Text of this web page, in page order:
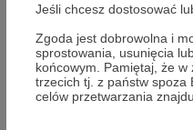
Jeśli chcesz dostosować
Zgoda jest dobrowolna i
sprostowania, usunięcia
końcowym. Pamiętaj, że
trzecich tj. z państw spoza
celów przetwarzania